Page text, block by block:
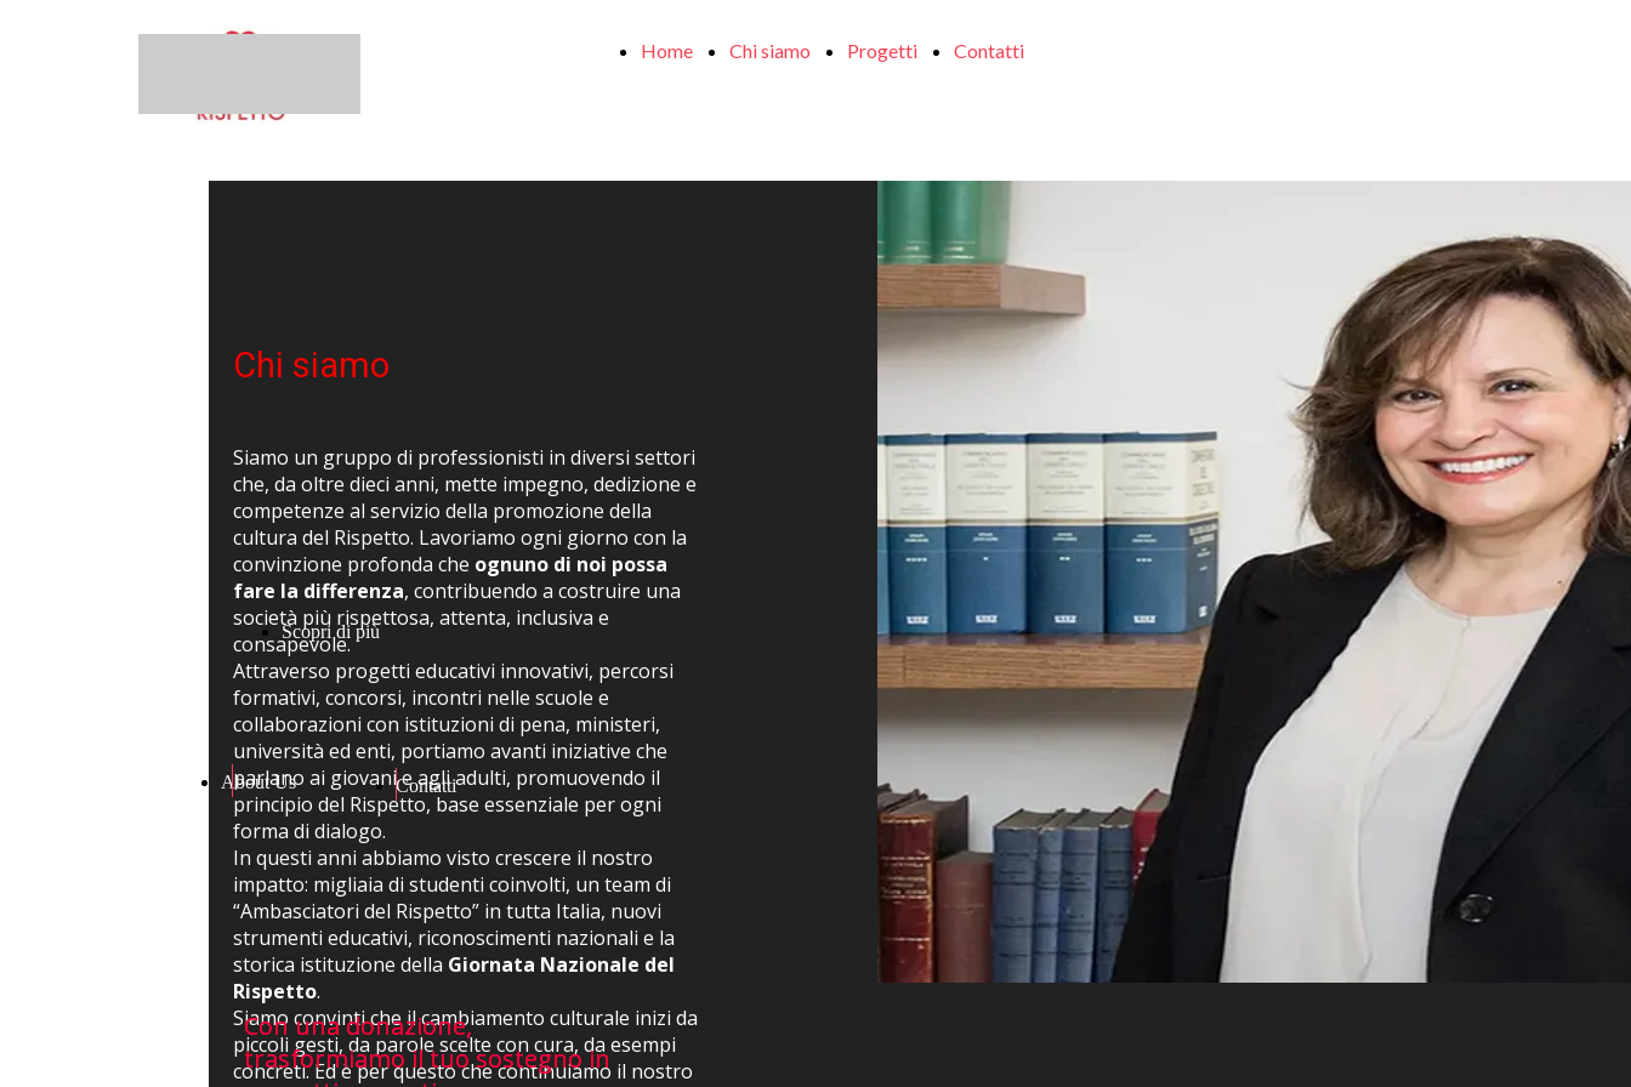
Home Chi siamo Progetti Contatti
Con una donazione,
trasformiamo il tuo sostegno in
Con una donazione,
trasformiamo il tuo sostegno in
Chi siamo
Siamo un gruppo di professionisti in diversi settori
che, da oltre dieci anni, mette impegno, dedizione e
competenze al servizio della promozione della
cultura del Rispetto. Lavoriamo ogni giorno con la
convinzione profonda che ognuno di noi possa
fare la differenza, contribuendo a costruire una
società più rispettosa, attenta, inclusiva e
consapevole.
Attraverso progetti educativi innovativi, percorsi
formativi, concorsi, incontri nelle scuole e
collaborazioni con istituzioni di pena, ministeri,
università ed enti, portiamo avanti iniziative che
parlano ai giovani e agli adulti, promuovendo il
principio del Rispetto, base essenziale per ogni
forma di dialogo.
In questi anni abbiamo visto crescere il nostro
impatto: migliaia di studenti coinvolti, un team di
“Ambasciatori del Rispetto” in tutta Italia, nuovi
strumenti educativi, riconoscimenti nazionali e la
storica istituzione della Giornata Nazionale del
Rispetto.
Siamo convinti che il cambiamento culturale inizi da
piccoli gesti, da parole scelte con cura, da esempi
concreti. Ed è per questo che continuiamo il nostro
Scopri di più
About Us Contatti